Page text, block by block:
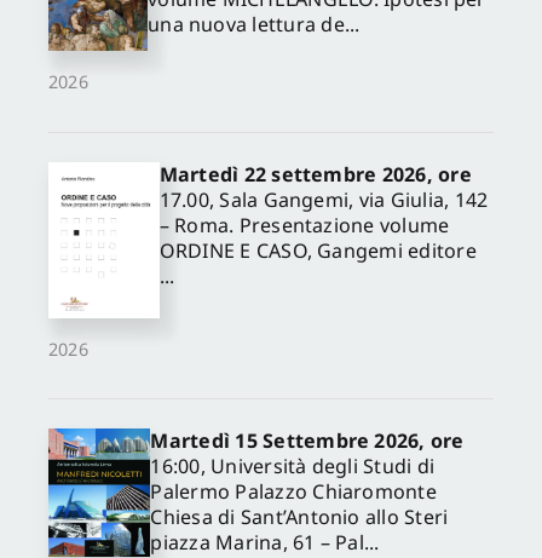
2026
una nuova lettura de...
2026
Martedì 22 settembre 2026, ore
17.00, Sala Gangemi, via Giulia, 142
– Roma. Presentazione volume
ORDINE E CASO, Gangemi editore
...
Martedì 15 Settembre 2026, ore
16:00, Università degli Studi di
Palermo Palazzo Chiaromonte
Chiesa di Sant’Antonio allo Steri
piazza Marina, 61 – Pal...